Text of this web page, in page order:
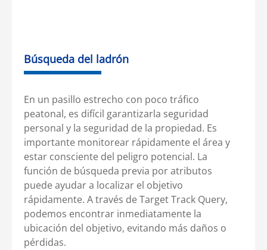
Búsqueda del ladrón
En un pasillo estrecho con poco tráfico
peatonal, es difícil garantizarla seguridad
personal y la seguridad de la propiedad. Es
importante monitorear rápidamente el área y
estar consciente del peligro potencial. La
función de búsqueda previa por atributos
puede ayudar a localizar el objetivo
rápidamente. A través de Target Track Query,
podemos encontrar inmediatamente la
ubicación del objetivo, evitando más daños o
pérdidas.